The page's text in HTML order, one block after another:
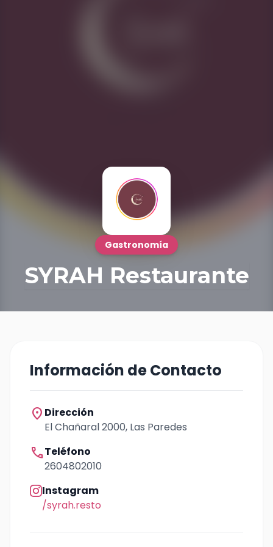
Gastronomía
SYRAH Restaurante
Información de Contacto
location_on Dirección
El Chañaral 2000, Las Paredes
callTeléfono
2604802010
Instagram
/syrah.resto